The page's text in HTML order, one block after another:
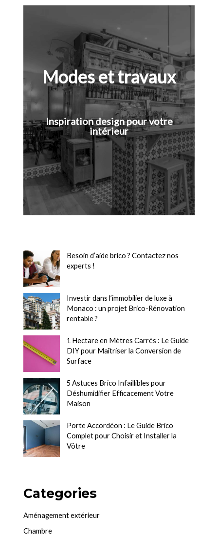
Modes et travaux
Inspiration design pour votre
intérieur
Besoin d’aide brico ? Contactez nos
experts !
Investir dans l’immobilier de luxe à
Monaco : un projet Brico-Rénovation
rentable ?
1 Hectare en Mètres Carrés : Le Guide
DIY pour Maîtriser la Conversion de
Surface
5 Astuces Brico Infaillibles pour
Déshumidifier Efficacement Votre
Maison
Porte Accordéon : Le Guide Brico
Complet pour Choisir et Installer la
Vôtre
Categories
Aménagement extérieur
Chambre